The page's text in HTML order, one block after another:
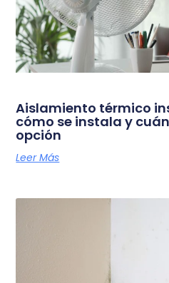
Aislamiento térmico
cómo se instala y
opción
Leer Más